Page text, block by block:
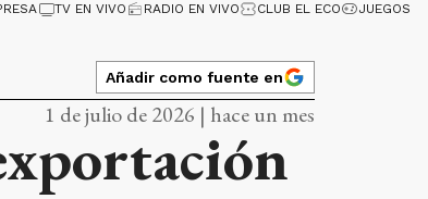
TV EN VIVO RADIO EN VIVO CLUB EL ECO JUEGOS
Añadir como fuente en
1 de julio de 2026 | hace un mes